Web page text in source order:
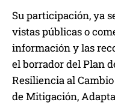
Su participación, ya
vistas públicas o
información y las
el borrador del Plan
Resiliencia al
de Mitigación,